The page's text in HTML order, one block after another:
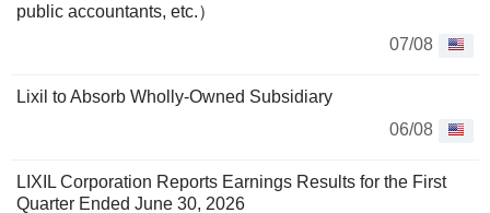
public accountants, etc.）
07/08
Lixil to Absorb Wholly-Owned Subsidiary
06/08
LIXIL Corporation Reports Earnings Results for the First
Quarter Ended June 30, 2026